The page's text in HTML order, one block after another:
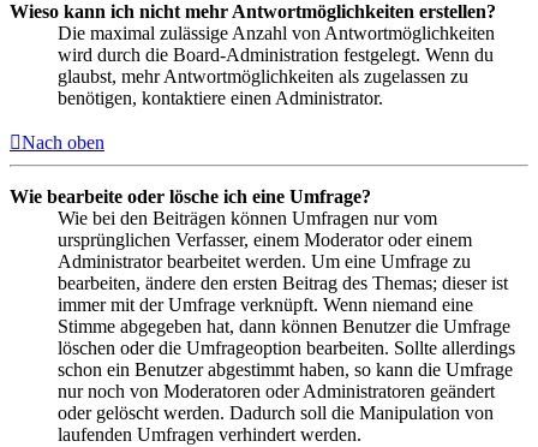
Wieso kann ich nicht mehr Antwortmöglichkeiten erstellen?
Die maximal zulässige Anzahl von Antwortmöglichkeiten
wird durch die Board-Administration festgelegt. Wenn du
glaubst, mehr Antwortmöglichkeiten als zugelassen zu
benötigen, kontaktiere einen Administrator.
Nach oben
Wie bearbeite oder lösche ich eine Umfrage?
Wie bei den Beiträgen können Umfragen nur vom
ursprünglichen Verfasser, einem Moderator oder einem
Administrator bearbeitet werden. Um eine Umfrage zu
bearbeiten, ändere den ersten Beitrag des Themas; dieser ist
immer mit der Umfrage verknüpft. Wenn niemand eine
Stimme abgegeben hat, dann können Benutzer die Umfrage
löschen oder die Umfrageoption bearbeiten. Sollte allerdings
schon ein Benutzer abgestimmt haben, so kann die Umfrage
nur noch von Moderatoren oder Administratoren geändert
oder gelöscht werden. Dadurch soll die Manipulation von
laufenden Umfragen verhindert werden.